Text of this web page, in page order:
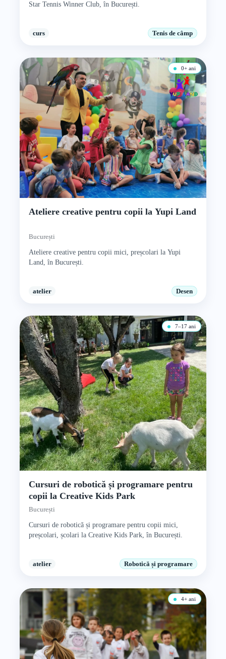
Star Tennis Winner Club, în București.
curs Tenis de câmp
0+ ani
Ateliere creative pentru copii la Yupi Land
București
Ateliere creative pentru copii mici, preșcolari la Yupi
Land, în București.
atelier Desen
7–17 ani
Cursuri de robotică și programare pentru
copii la Creative Kids Park
București
Cursuri de robotică și programare pentru copii mici,
preșcolari, școlari la Creative Kids Park, în București.
atelier Robotică și programare
4+ ani